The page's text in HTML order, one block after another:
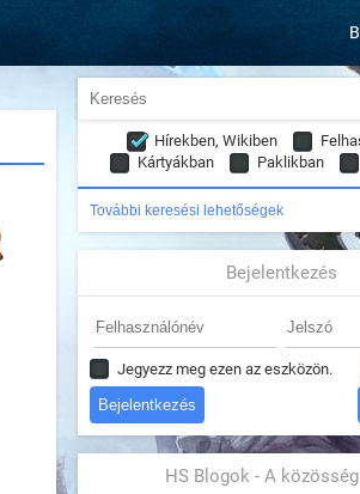
Hírekben, Wikiben
Kártyákban
Paklikban
További keresési lehetőségek
Bejelentkezés
Jegyezz meg ezen az eszközön.
HS Blogok - A